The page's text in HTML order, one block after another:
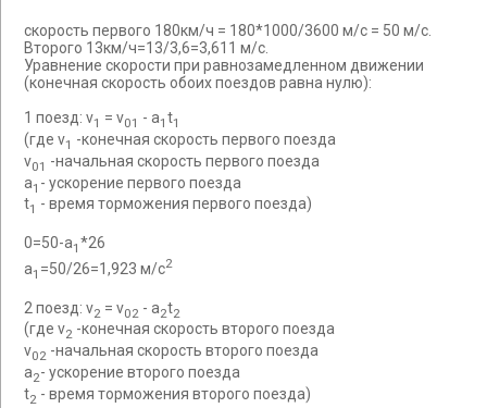
скорость первого 180км/ч = 180*1000/3600 м/с = 50 м/с.
Второго 13км/ч=13/3,6=3,611 м/с.
Уравнение скорости при равнозамедленном движении
(конечная скорость обоих поездов равна нулю):
1 поезд: v1 = v01 - a1 t1
(где v1 -конечная скорость первого поезда
v01 -начальная скорость первого поезда
a1 - ускорение первого поезда
t1 - время торможения первого поезда)
0=50-a1 *26
a1 =50/26=1,923 м/с2
2 поезд: v2 = v02 - a2t2
(где v2 -конечная скорость второго поезда
v02 -начальная скорость второго поезда
a2- ускорение второго поезда
t2 - время торможения второго поезда)